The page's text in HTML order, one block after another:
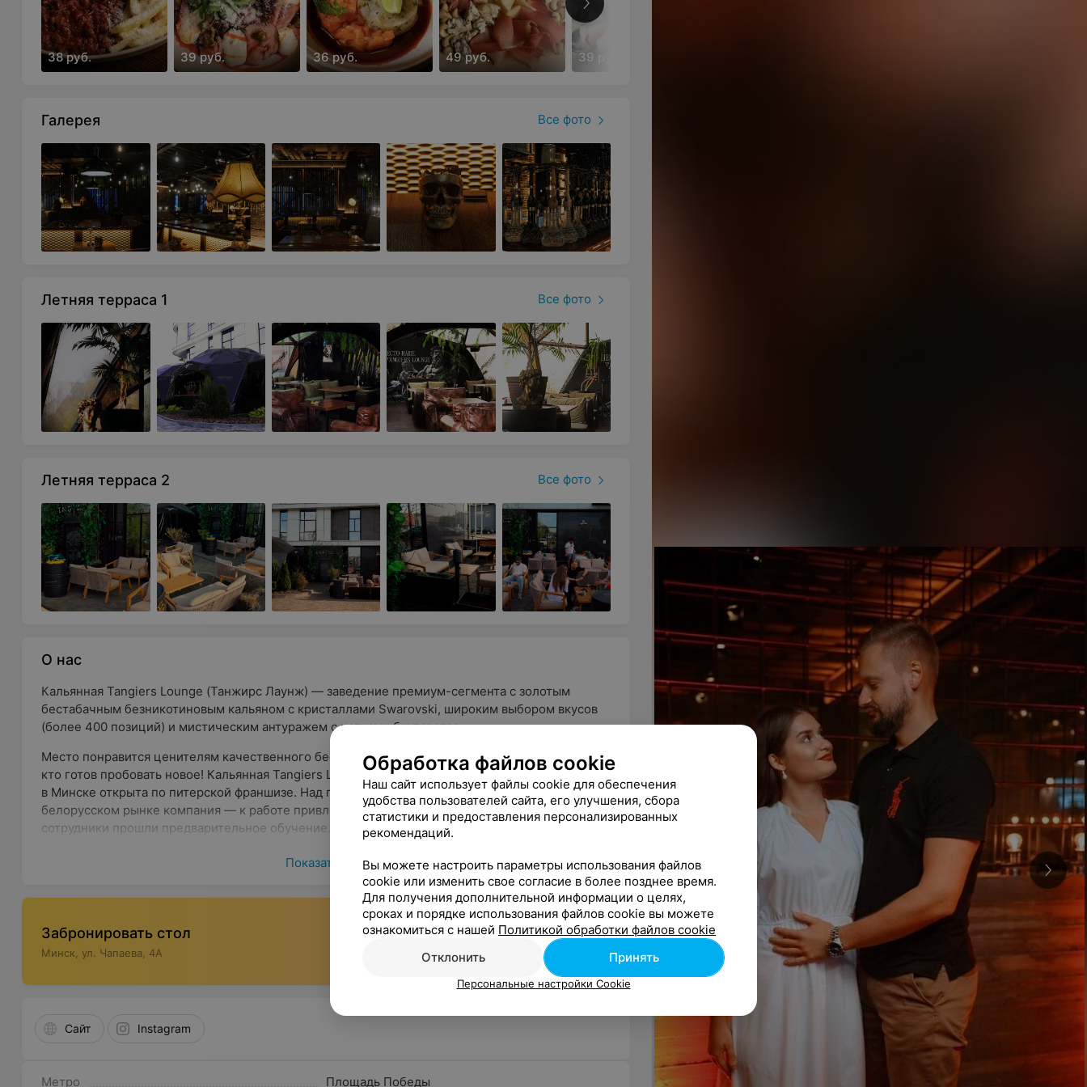
картофелем фри
38 руб. 39 руб. 36 руб. 49 руб. 39 руб.
Галерея Все фото
Летняя терраса 1 Все фото
Летняя терраса 2 Все фото
О нас
Кальянная Tangiers Lounge (Танжирс Лаунж) — заведение премиум-сегмента с золотым
бестабачным безникотиновым кальяном с кристаллами Swarovski, широким выбором вкусов
(более 400 позиций) и мистическим антуражем с нотками бунтарства.
Место понравится ценителям качественного бестабачным безникотиновым кальяна и тем,
кто готов пробовать новое! Кальянная Tangiers Lounge (Танжирс Лаунж), или TNG (ти-эн-дж),
в Минске открыта по питерской франшизе. Над проектом работала уже известная на
белорусском рынке компания — к работе привлекли опытных мастеров и поваров, все
сотрудники прошли предварительное обучение.
Интерьер заведения выполнен в стиле полуразрушенного английского особняка XIX-XX веков,
овеянного легендами. Говорят, некогда здесь жил загадочный Мистер Т., много лет назад он
ушел на войну, оставив свой дом пустовать. Но спустя годы особняк снова открыт! Теперь в
его стенах расположилась кальянная Tangiers Lounge (Танжирс Лаунж) — место, где можно
отдохнуть от дневных забот и здорово повеселиться в кругу друзей.
В интерьере можно заметить и современные черты: кожаные комфортные диваны, неоновые
надписи, игровая зона с экранами и PlayStation 5. Рядом есть парковка. Сама кальянная
находится в центре города, в районе площади Победы.
Показать ещё
Забронировать стол
Минск, ул. Чапаева, 4А
Чел.
Сайт Instagram
Метро
Площадь Победы
Обработка файлов cookie
Наш сайт использует файлы cookie для обеспечения
удобства пользователей сайта, его улучшения, сбора
статистики и предоставления персонализированных
рекомендаций.
Вы можете настроить параметры использования файлов
cookie или изменить свое согласие в более позднее время.
Для получения дополнительной информации о целях,
сроках и порядке использования файлов cookie вы можете
ознакомиться с нашей Политикой обработки файлов cookie
Отклонить
Принять
Персональные настройки Cookie